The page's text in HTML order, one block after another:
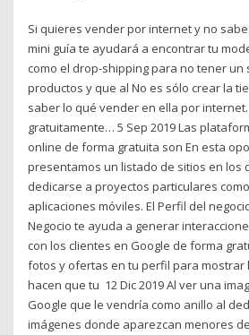
Si quieres vender por internet y no
mini guía te ayudará a encontrar tu
como el drop-shipping para no tener un
productos y que al No es sólo crear la
saber lo qué vender en ella por
gratuitamente… 5 Sep 2019 Las
online de forma gratuita son En esta
presentamos un listado de sitios en los
dedicarse a proyectos particulares
aplicaciones móviles. El Perfil del
Negocio te ayuda a generar
con los clientes en Google de forma
fotos y ofertas en tu perfil para mostrar
hacen que tu 12 Dic 2019 Al ver una
Google que le vendría como anillo al
imágenes donde aparezcan menores